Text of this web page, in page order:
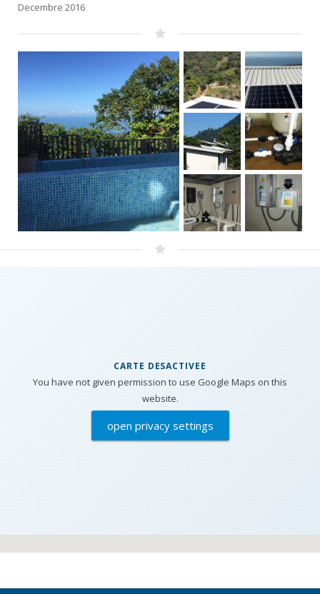
Decembre 2016
CARTE DESACTIVEE
You have not given permission to use Google Maps on this
website.
open privacy settings